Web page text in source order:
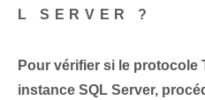
L SERVER ?
Pour vérifier si le protocole
instance SQL Server,